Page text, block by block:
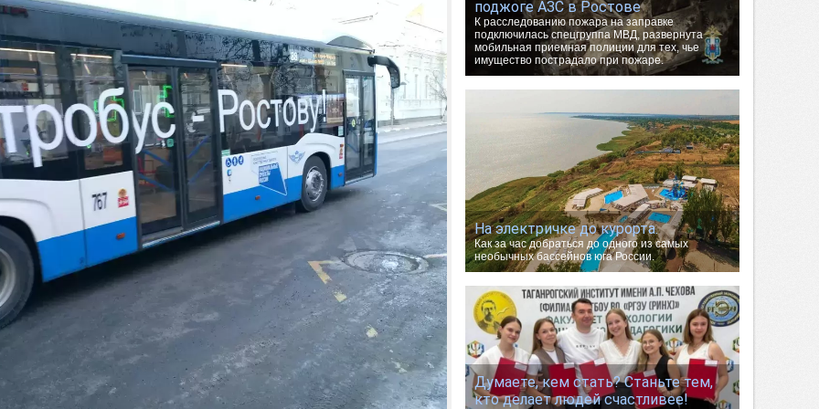
поджоге АЗС в Ростове
К расследованию пожара на заправке
подключилась спецгруппа МВД, развернута
мобильная приемная полиции для тех, чье
имущество пострадало при пожаре.
На электричке до курорта.
Как за час добраться до одного из самых
необычных бассейнов юга России.
Думаете, кем стать? Станьте тем,
кто делает людей счастливее!